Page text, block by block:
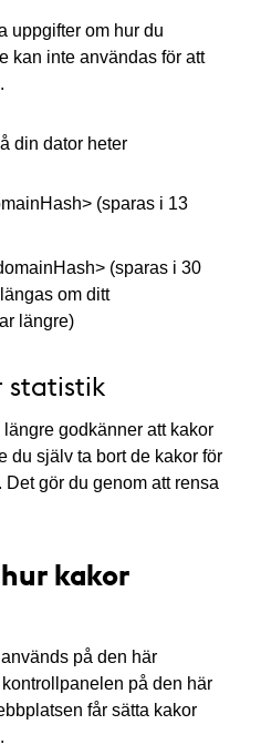
uppgifter om hur du
kan inte användas för att
din dator heter
(sparas i 13
(sparas i 30
om ditt
längre)
statistik
godkänner att kakor
du själv ta bort de kakor för
gör du genom att rensa
kakor
på den här
på den här
får sätta kakor